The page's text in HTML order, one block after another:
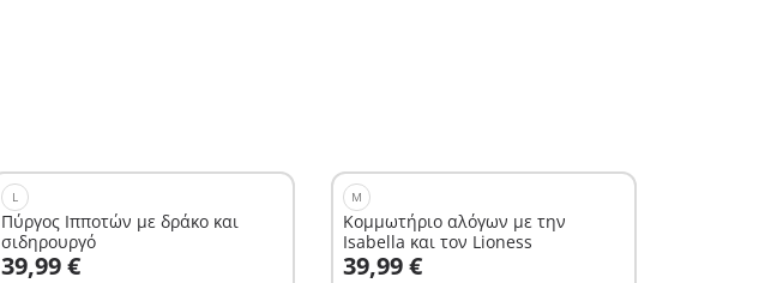
L
Πύργος Ιπποτών με δράκο και
σιδηρουργό
39,99 €
Στο καλάθι
M
Κομμωτήριο αλόγων με την
Isabella και τον Lioness
39,99 €
Στο καλάθι